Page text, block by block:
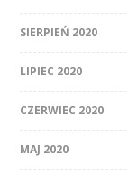
SIERPIEŃ 2020
LIPIEC 2020
CZERWIEC 2020
MAJ 2020